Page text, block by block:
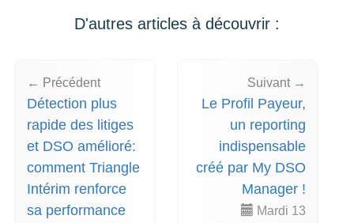
D'autres articles à découvrir :
← Précédent
Détection plus
rapide des litiges
et DSO amélioré:
comment Triangle
Intérim renforce
sa performance
Suivant →
Le Profil Payeur,
un reporting
indispensable
créé par My DSO
Manager !
Mardi 13